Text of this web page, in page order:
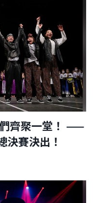
齊聚一堂！ ——
決賽決出！